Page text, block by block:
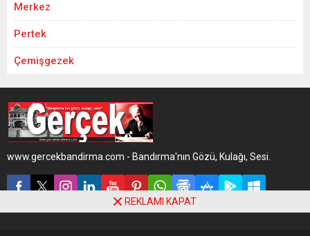
Merkez
Pertek
Çemişgezek
www.gercekbandirma.com - Bandırma'nın Gözü, Kulağı, Sesi.
REKLAMI KAPAT